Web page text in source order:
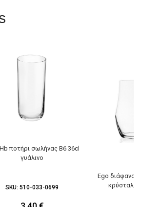
ποτήρι σωλήνας Β6 36cl
γυάλινο
SKU: 510-033-0699
Ego διάφανο